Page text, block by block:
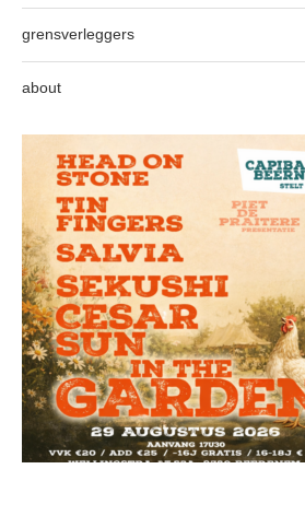
grensverleggers
about